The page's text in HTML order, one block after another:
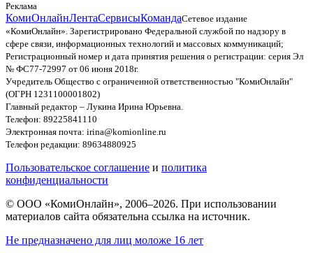
Реклама
КомиОнлайнЛентаСервисыКомандаСетевое издание
«КомиОнлайн». Зарегистрировано Федеральной службой по надзору в
сфере связи, информационных технологий и массовых коммуникаций;
Регистрационный номер и дата принятия решения о регистрации: серия Эл
№ ФС77-72997 от 06 июня 2018г.
Учредитель Общество с ограниченной ответственностью "КомиОнлайн"
(ОГРН 1231100001802)
Главный редактор – Лукина Ирина Юрьевна.
Телефон: 89225841110
Электронная почта: irina@komionline.ru
Телефон редакции: 89634880925
Пользовательское соглашение и политика
конфиденциальности
© ООО «КомиОнлайн», 2006–2026. При использовании
материалов сайта обязательна ссылка на источник.
Не предназначено для лиц моложе 16 лет